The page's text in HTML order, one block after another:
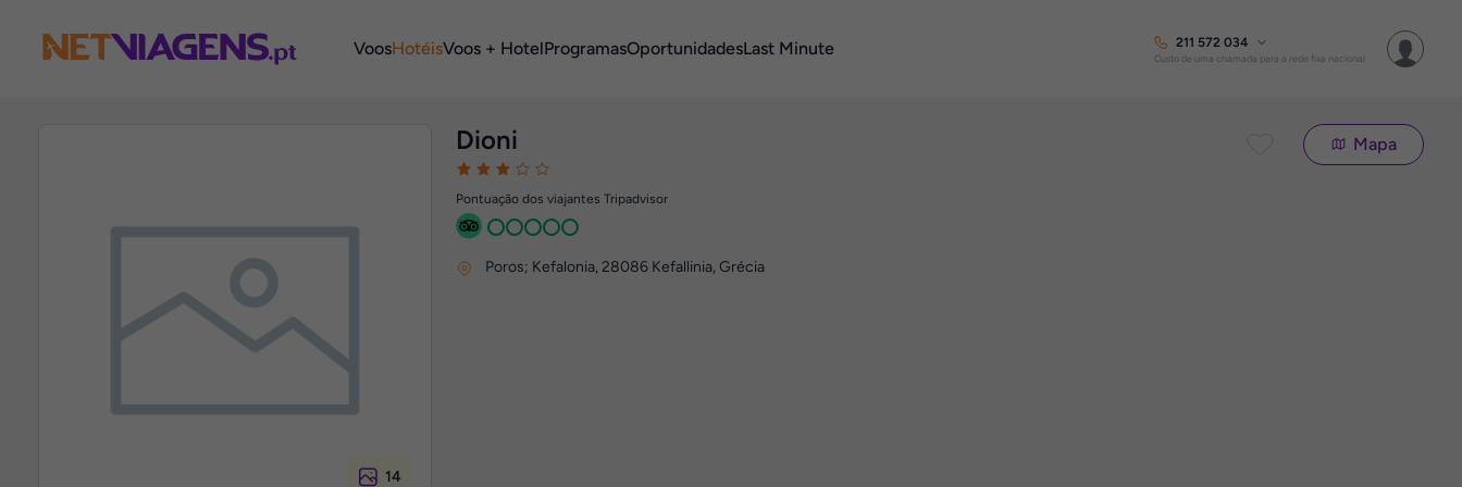
VoosHotéisVoos + HotelProgramasOportunidadesLast Minute 211 572 034
Custo de uma chamada para a rede fixa nacional
14
Dioni
Pontuação dos viajantes Tripadvisor
Mapa
Poros; Kefalonia, 28086 Kefallinia, Grécia